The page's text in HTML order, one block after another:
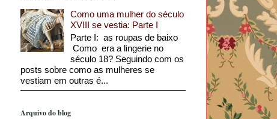
Como uma mulher do século
XVIII se vestia: Parte I
Parte I: as roupas de baixo
Como era a lingerie no
século 18? Seguindo com os
posts sobre como as mulheres se
vestiam em outras é...
Arquivo do blog